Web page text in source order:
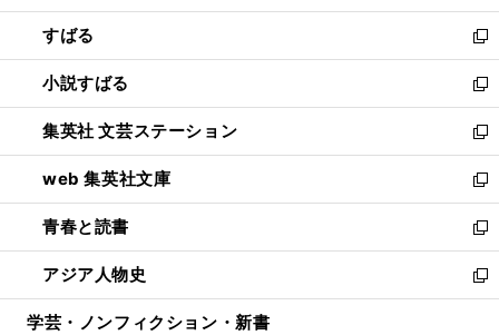
開
く
ウ
で
開
く
ン
ド
ウ
で
開
く
すばる
新
し
い
ウ
ィ
ン
ド
ウ
で
開
く
小説すばる
新
し
い
ウ
ィ
ン
ド
ウ
で
開
集英社 文芸ステーション
新
し
い
ウ
ィ
ン
ド
ウ
web 集英社文庫
新
し
い
ウ
ィ
ン
青春と読書
新
し
い
ウ
アジア人物史
新
し
学芸・ノンフィクション・新書